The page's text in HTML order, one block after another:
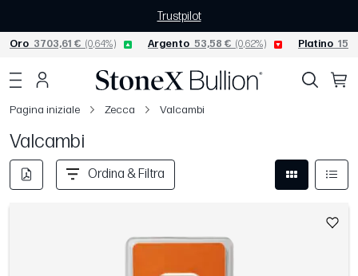
Trustpilot
Oro 3703,61 € (0,64%) Argento 53,58 € (0,62%) Platino
Pagina iniziale Zecca Valcambi
Valcambi
Ordina & Filtra